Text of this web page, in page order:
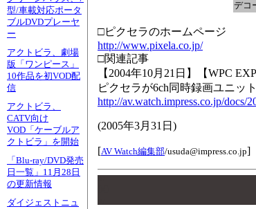
型/車載対応ポータ
ブルDVDプレーヤ
ー
アクトビラ、劇場
版「ワンピース」
10作品を初VOD配
信
アクトビラ、
CATV向け
VOD「ケーブルア
クトビラ」を開始
「Blu-ray/DVD発売
日一覧」11月28日
の更新情報
ダイジェストニュ
デコ
□ピクセラのホームページ
http://www.pixela.co.jp/
□関連記事
【2004年10月21日】【WPC
ピクセラが6ch同時録画ユニッ
http://av.watch.impress.co.jp/docs/
(2005年3月31日 )
[AV Watch編集部/usuda@impress.co.jp]